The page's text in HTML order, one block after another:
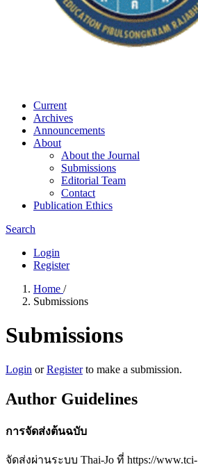
Current
Archives
Announcements
About
About the Journal
Submissions
Editorial Team
Contact
Publication Ethics
Search
Login
Register
Home /
Submissions
Submissions
Login orRegisterto make a submission.
Author Guidelines
การจัดส่งต้นฉบับ
จัดส่งผ่านระบบ Thai-Jo ที่ https://www.tci-